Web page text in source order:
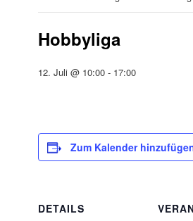
Hobbyliga
12. Juli @ 10:00 - 17:00
Zum Kalender
DETAILS